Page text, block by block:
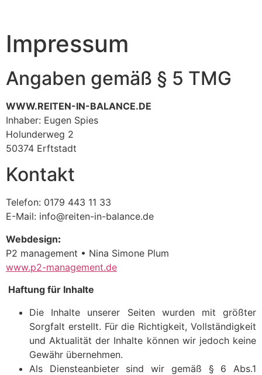
Impressum
Angaben gemäß § 5 TMG
WWW.REITEN-IN-BALANCE.DE
Inhaber: Eugen Spies
Holunderweg 2
50374 Erftstadt
Kontakt
Telefon: 0179 443 11 33
E-Mail: info@reiten-in-balance.de
Webdesign:
P2 management • Nina Simone Plum
www.p2-management.de
Haftung für Inhalte
Die Inhalte unserer Seiten wurden mit größter
Sorgfalt erstellt. Für die Richtigkeit, Vollständigkeit
und Aktualität der Inhalte können wir jedoch keine
Gewähr übernehmen.
Als Diensteanbieter sind wir gemäß § 6 Abs.1